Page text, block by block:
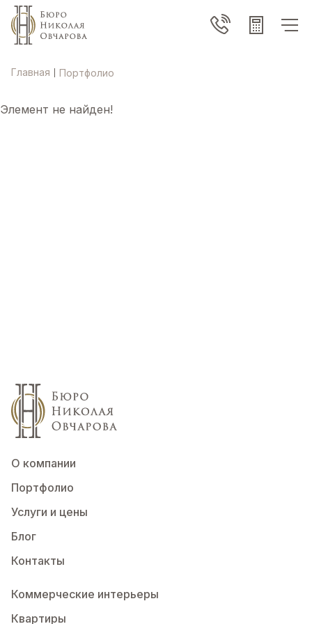
Главная Портфолио
Элемент не найден!
О компании
Портфолио
Услуги и цены
Блог
Контакты
Коммерческие интерьеры
Квартиры